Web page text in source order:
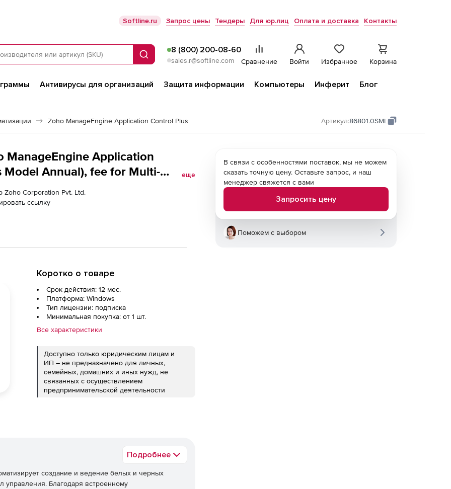
Softline.ru Запрос цены Тендеры Для юр.лиц Оплата и доставка Контакты
Поиск
8 (800) 200-08-60
sales.r@softline.com Сравнение Войти Избранное Корзина
Антивирусы для организаций Защита информации Компьютеры Инферит
Блог
Zoho ManageEngine Application Control Plus Артикул:86801.0SML
ManageEngine Application
Annual), fee for Multi-
еще
Zoho Corporation Pvt. Ltd.
ссылку
Коротко о товаре
Срок действия: 12 мес.
Платформа: Windows
Тип лицензии: подписка
Минимальная покупка: от 1 шт.
Все характеристики
Доступно только юридическим лицам и
ИП – не предназначено для личных,
семейных, домашних и иных нужд, не
связанных с осуществлением
предпринимательской деятельности
Подробнее
создание и ведение белых и черных
управления. Благодаря встроенному
В связи с особенностями поставок, мы не можем
сказать точную цену. Оставьте запрос, и наш
менеджер свяжется с вами
Запросить цену
Поможем с выбором